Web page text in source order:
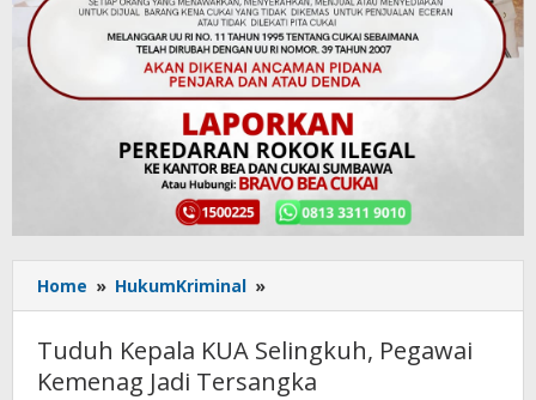
Home » HukumKriminal »
Kepala
KUA
Selingkuh,
Pegawai
Tuduh Kepala KUA Selingkuh, Pegawai
Kemenag Jadi Tersangka